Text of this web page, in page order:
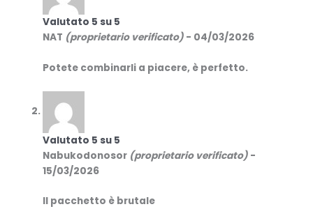
Valutato 5 su 5
NAT (proprietario verificato) - 04/03/2026
Potete combinarli a piacere, è perfetto.
Valutato 5 su 5
Nabukodonosor (proprietario verificato) -
15/03/2026
Il pacchetto è brutale